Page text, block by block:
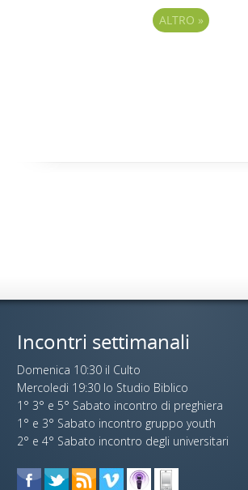
ALTRO »
Incontri settimanali
Domenica 10:30 il Culto
Mercoledi 19:30 lo Studio Biblico
1° 3° e 5° Sabato incontro di preghiera
1° e 3° Sabato incontro gruppo youth
2° e 4° Sabato incontro degli universitari